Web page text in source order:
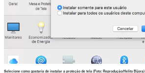
Selecione como gostaria de instalar a proteção de tela (Foto: Reprodução/Helito Bijora)